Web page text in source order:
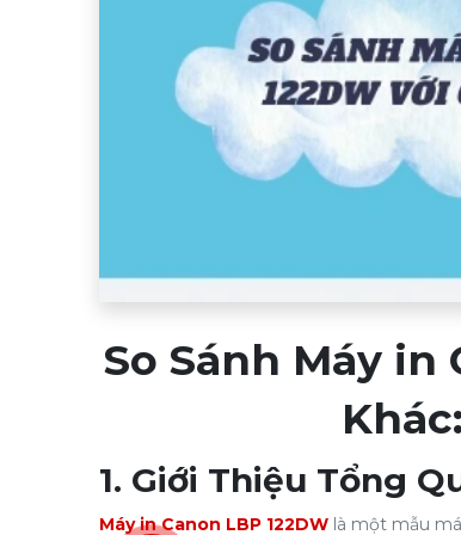
So Sánh Máy in
1. Giới Thiệu Tổng
Máy in Canon LBP 122DWlà một mẫu